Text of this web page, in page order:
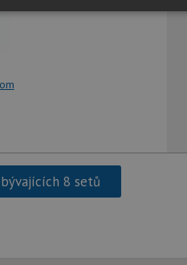
8 setů
Nezařazené
a správa účtu. Webové